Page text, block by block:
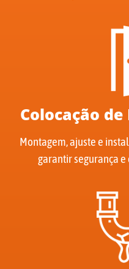
Colocação
Montagem, ajuste e
garantir segurança